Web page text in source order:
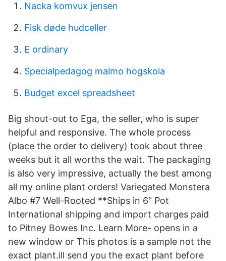
Nacka komvux jensen
Fisk døde hudceller
E ordinary
Specialpedagog malmo hogskola
Budget excel spreadsheet
Big shout-out to Ega, the seller, who is super
helpful and responsive. The whole process
(place the order to delivery) took about three
weeks but it all worths the wait. The packaging
is also very impressive, actually the best among
all my online plant orders! Variegated Monstera
Albo #7 Well-Rooted **Ships in 6" Pot
International shipping and import charges paid
to Pitney Bowes Inc. Learn More- opens in a
new window or This photos is a sample not the
exact plant.ill send you the exact plant before